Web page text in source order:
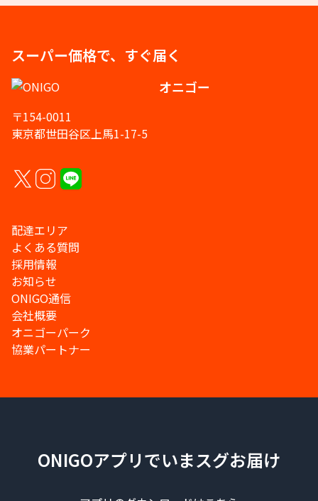
スーパー価格で、すぐ届く
オニゴー
〒154-0011
東京都世田谷区上馬1-17-5
配達エリア
よくある質問
採用情報
お知らせ
ONIGO通信
会社概要
オニゴーパーク
協業パートナー
ONIGOアプリでいまスグお届け